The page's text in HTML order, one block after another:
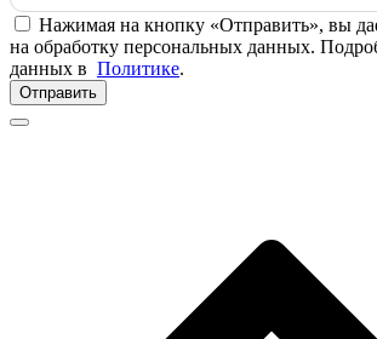
Нажимая на кнопку «Отправить», вы
на обработку персональных данных.
данных в Политике.
Отправить